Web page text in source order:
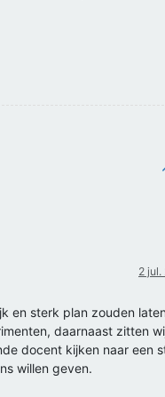
2 jul.
en sterk plan zouden
daarnaast zitten
docent kijken naar een
willen geven.